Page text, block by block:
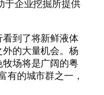
于企业挖掘所提供
到了将新鲜液体
的大量机会。杨
场将是广阔的粤
的城市群之一，